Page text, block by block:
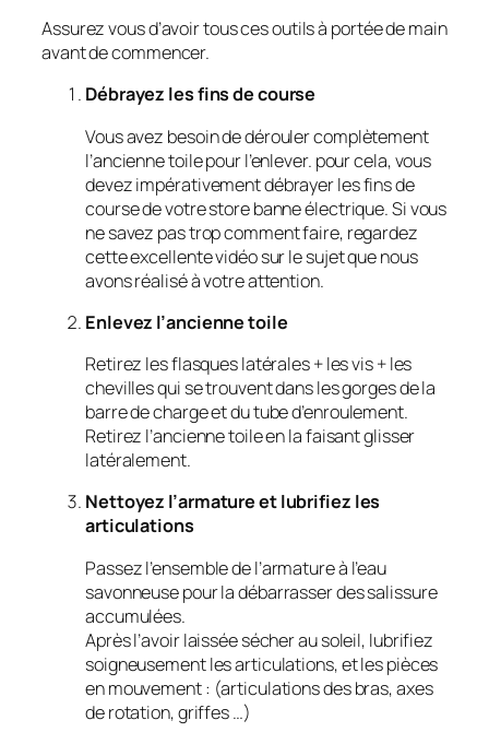
Assurez vous d’avoir tous ces outils à portée de main
avant de commencer.
Débrayez les fins de course
Vous avez besoin de dérouler complètement
l’ancienne toile pour l’enlever. pour cela, vous
devez impérativement débrayer les fins de
course de votre store banne électrique. Si vous
ne savez pas trop comment faire, regardez
cette excellente vidéo sur le sujet que nous
avons réalisé à votre attention.
Enlevez l’ancienne toile
Retirez les flasques latérales + les vis + les
chevilles qui se trouvent dans les gorges de la
barre de charge et du tube d’enroulement.
Retirez l’ancienne toile en la faisant glisser
latéralement.
Nettoyez l’armature et lubrifiez les
articulations
Passez l’ensemble de l’armature à l’eau
savonneuse pour la débarrasser des salissure
accumulées.
Après l’avoir laissée sécher au soleil, lubrifiez
soigneusement les articulations, et les pièces
en mouvement : (articulations des bras, axes
de rotation, griffes …)